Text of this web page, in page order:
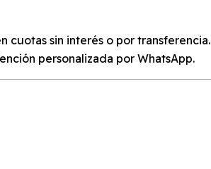
cuotas sin interés o por transferencia.
personalizada por WhatsApp.